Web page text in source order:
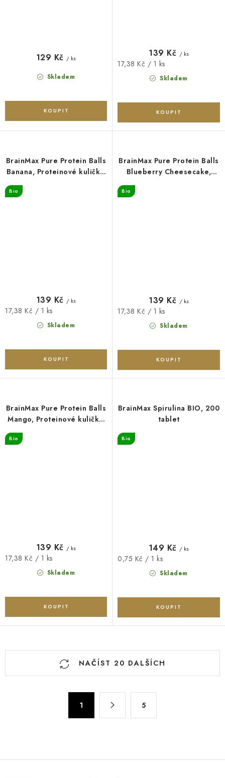
Skladem
129 Kč / ks
Skladem
139 Kč / ks
Měrná
17,38 Kč / 1 ks
BrainMax Pure Protein Balls
Banana, Proteinové kuličky,
Bio
Skladem
139 Kč / ks
Měrná
17,38 Kč / 1 ks
BrainMax Pure Protein Balls
Blueberry Cheesecake,
Proteinové kuličky,
Borůvkový cheesecake, BIO,
Bio
Skladem
139 Kč / ks
Měrná
17,38 Kč / 1 ks
BrainMax Pure Protein Balls
Mango, Proteinové kuličky,
Bio
Skladem
139 Kč / ks
Měrná
17,38 Kč / 1 ks
BrainMax Spirulina BIO, 200
tablet
Bio
Skladem
149 Kč / ks
Měrná
0,75 Kč / 1 ks
O
p
NAČÍST 20 DALŠÍCH
k
1 5